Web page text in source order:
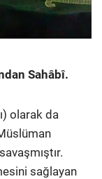
Sahâbî.
olarak da
sağlayan